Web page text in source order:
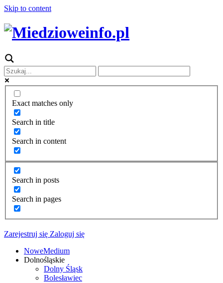
Skip to content
Exact matches only
Search in title
Search in content
Search in posts
Search in pages
Zarejestruj się Zaloguj się
NoweMedium
Dolnośląskie
Dolny Śląsk
Bolesławiec